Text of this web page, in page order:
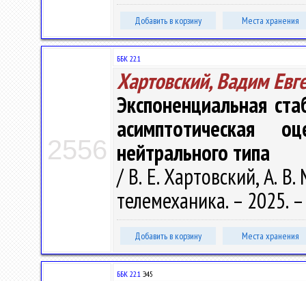
Добавить в корзину Места хранения
2556
ББК 22.1
Хартовский, Вадим
Экспоненциальная
асимптотическая
нейтрального типа
/ В. Е. Хартовский, А.
телемеханика. – 2025.
Добавить в корзину Места хранения
ББК 22.1 Э45